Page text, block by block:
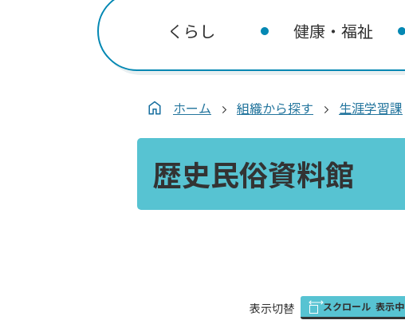
くらし 健康・福祉
ホーム 組織から探す 生涯学習課
歴史民俗資料館
表
表示切替 スクロール 表示中